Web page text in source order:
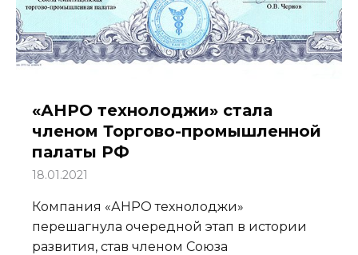
«АНРО технолоджи» стала
членом Торгово-промышленной
палаты РФ
18.01.2021
Компания «АНРО технолоджи»
перешагнула очередной этап в истории
развития, став членом Союза